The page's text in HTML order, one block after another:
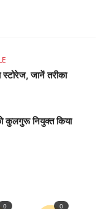
स्टोरेज, जानें तरीका
कुलगुरू नियुक्त किया
0 0